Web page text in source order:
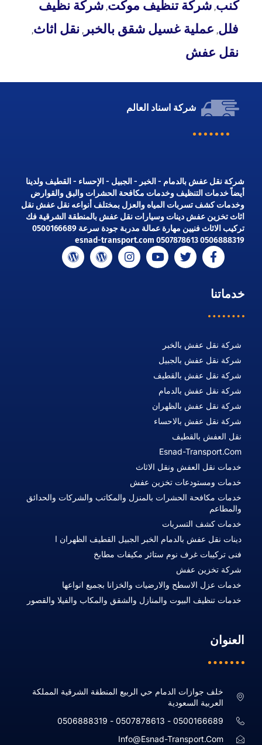
كنب, شركة تنظيف موكت, شركة نظيف
فلل, عملية غسيل شقق بالخبر , نقل اثاث,
نقل عفش
شركة اسناد العالم
شركة نقل عفش بالدمام - الخبر - الجبيل - الإحساء - القطيف ولدينا
أيضاً خدمات التنظيف وخدمات مكافحة الحشرات والبق والقوارض
وخدمات كشف تسربات المياه والعزل بمختلف أنواعه نقل عفش نقل
اثاث تخزين عفش دينات وسيارات نقل عفش بالمنطقة الشرقية فك
تركيب الاثاث فنيين مهارة عمالة مدربة جودة سرعة 0500166689
0506888319 0507878613 esnad-transport.com
خدماتنا
شركة نقل عفش بالخبر
شركة نقل عفش بالجبيل
شركة نقل عفش بالقطيف
شركة نقل عفش بالدمام
شركة نقل عفش بالظهران
شركة نقل عفش بالاحساء
نقل العفش بالقطيف
Esnad-Transport.com
خدمات نقل العفش ونقل الاثاث
خدمات ومستودعات تخزين عفش
خدمات مكافحة الحشرات بالمنزل والمكاتب والشركات والحدائق
والمطاعم
خدمات كشف التسربات
دينات نقل عفش بالدمام الخبر الجبيل القطيف الظهران ا
فنى تركيبات غرف نوم ستائر مكيفات مطابخ
شركة تخزين عفش
خدمات عزل الاسطح والارضيات والخزانا بجميع انواعها
خدمات تنظيف البيوت والمنازل والشقق والمكاب والفيلا والقصور
العنوان
خلف جوازات الدمام حي الربيع المنطقة الشرقية المملكة
العربية السعودية
0500166689 - 0507878613 - 0506888319
Info@esnad-Transport.com